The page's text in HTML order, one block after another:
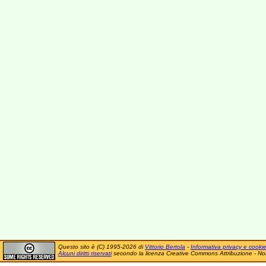
Questo sito è (C) 1995-2026 di Vittorio Bertola - Informativa privacy e cookie
Alcuni diritti riservatisecondo la licenza Creative Commons Attribuzione -